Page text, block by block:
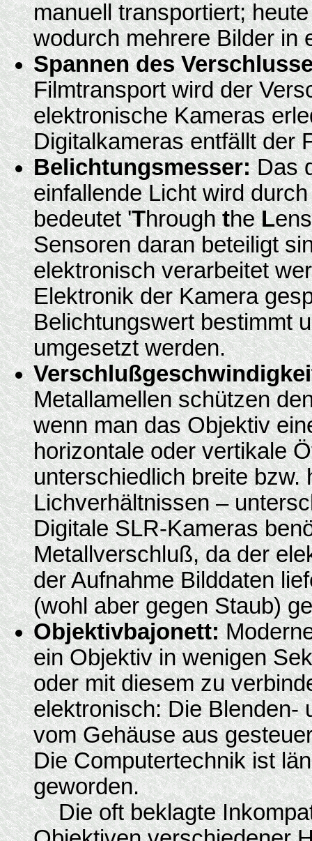
manuell transportiert;
wodurch mehrere Bilder in
Spannen des
Filmtransport wird der
elektronische Kameras
Digitalkameras entfällt der
Belichtungsmesser:Das
einfallende Licht wird
bedeutet 'ThroughtheL
Sensoren daran beteiligt
elektronisch verarbeitet
Elektronik der Kamera
Belichtungswert bestimmt
umgesetzt werden.
Metallamellen schützen
wenn man das Objektiv
horizontale oder vertikale
unterschiedlich breite bzw.
Lichverhältnissen –
Digitale SLR-Kameras
Metallverschluß, da der
der Aufnahme Bilddaten
(wohl aber gegen Staub)
Objektivbajonett:
ein Objektiv in wenigen
oder mit diesem zu
elektronisch: Die Blenden-
vom Gehäuse aus
Die Computertechnik ist
geworden.
Die oft beklagte